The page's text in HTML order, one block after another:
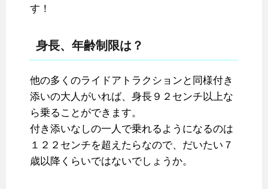
す！
身長、年齢制限は？
他の多くのライドアトラクションと同様付き
添いの大人がいれば、身長９２センチ以上な
ら乗ることができます。
付き添いなしの一人で乗れるようになるのは
１２２センチを超えたらなので、だいたい７
歳以降くらいではないでしょうか。